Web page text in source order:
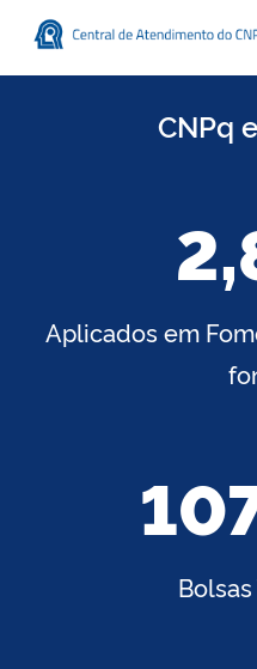
CNPq
Aplicados em